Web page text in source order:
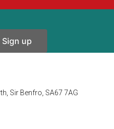
Sir Benfro, SA67 7AG